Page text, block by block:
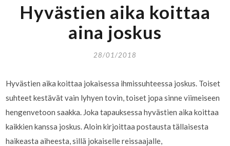
Hyvästien aika koittaa
aina joskus
28/01/2018
Hyvästien aika koittaa jokaisessa ihmissuhteessa joskus. Toiset
suhteet kestävät vain lyhyen tovin, toiset jopa sinne viimeiseen
hengenvetoon saakka. Joka tapauksessa hyvästien aika koittaa
kaikkien kanssa joskus. Aloin kirjoittaa postausta tällaisesta
haikeasta aiheesta, sillä jokaiselle reissaajalle,